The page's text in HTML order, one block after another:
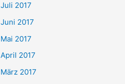
Juli 2017
Juni 2017
Mai 2017
April 2017
März 2017